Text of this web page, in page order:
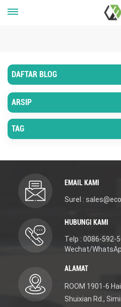
DAFTAR BLOG
ARSIP
TAG
EMAIL KAMI
Surel :
HUBUNGI KAMI
Telp : 0086-592-
Wechat/
ALAMAT
ROOM 1901-6
Shuixian Rd.,